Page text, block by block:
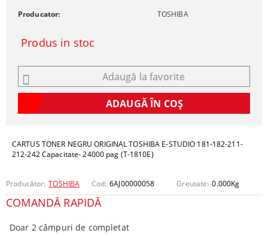
CARTUS TONER NEGRU ORIGINAL TOSHIBA E-STUDIO 181-182-211-
212-242 Capacitate- 24000 pag (T-1810E)
Producător: TOSHIBA Cod: 6AJ00000058 Greutate: 0.000Kg
COMANDĂ RAPIDĂ
Doar 2 câmpuri de completat
Producator: TOSHIBA
Produs in stoc
Adaugă la favorite